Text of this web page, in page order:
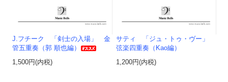
J.フチーク 「剣士の入場」 金
管五重奏（郭 順也編）
1,500円(内税)
サティ 「ジュ・トゥ・ヴー」
弦楽四重奏（Kao編）
1,200円(内税)